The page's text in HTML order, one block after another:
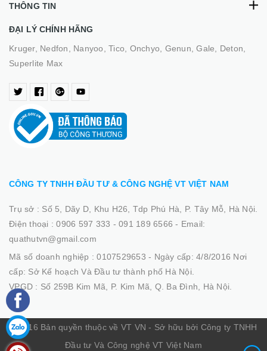
THÔNG TIN
ĐẠI LÝ CHÍNH HÃNG
Kruger, Nedfon, Nanyoo, Tico, Onchyo, Genun, Gale, Deton,
Superlite Max
CÔNG TY TNHH ĐẦU TƯ & CÔNG NGHỆ VT VIỆT NAM
Trụ sở : Số 5, Dãy D, Khu H26, Tdp Phú Hà, P. Tây Mỗ, Hà Nội.
Điện thoại :0906 597 333 - 091 189 6566 - Email:
quathutvn@gmail.com
Mã số doanh nghiệp :0107529653 - Ngày cấp: 4/8/2016 Nơi
cấp: Sở Kế hoạch Và Đầu tư thành phố Hà Nội.
VPGD : Số 259B Kim Mã, P. Kim Mã, Q. Ba Đình, Hà Nội.
© 2016 Bản quyền thuộc về VT VN - Sở hữu bởi Công ty TNHH
Đầu tư Và Công nghệ VT Việt Nam